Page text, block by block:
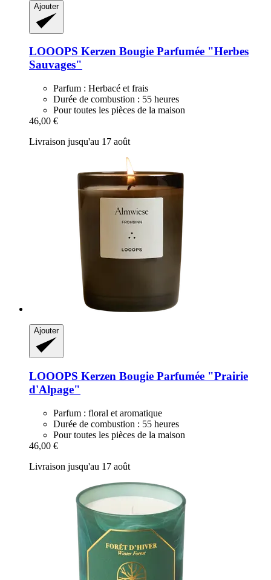
Ajouter
LOOOPS Kerzen Bougie Parfumée "Herbes
Sauvages"
Parfum : Herbacé et frais
Durée de combustion : 55 heures
Pour toutes les pièces de la maison
46,00 €
Livraison jusqu'au 17 août
Ajouter
LOOOPS Kerzen Bougie Parfumée "Prairie
d'Alpage"
Parfum : floral et aromatique
Durée de combustion : 55 heures
Pour toutes les pièces de la maison
46,00 €
Livraison jusqu'au 17 août